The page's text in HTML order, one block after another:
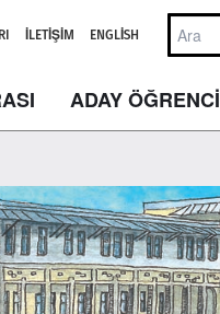
İLETIŞIM ENGLISH
ADAY ÖĞRENCİ